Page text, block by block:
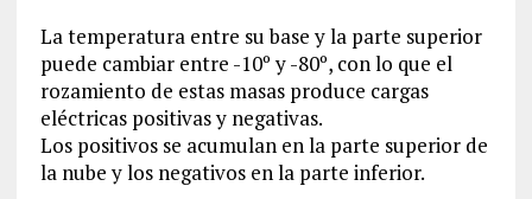
La temperatura entre su base y la parte superior
puede cambiar entre -10º y -80º, con lo que el
rozamiento de estas masas produce cargas
eléctricas positivas y negativas.
Los positivos se acumulan en la parte superior de
la nube y los negativos en la parte inferior.